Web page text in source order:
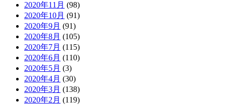
2020年11月 (98)
2020年10月 (91)
2020年9月 (91)
2020年8月 (105)
2020年7月 (115)
2020年6月 (110)
2020年5月 (3)
2020年4月 (30)
2020年3月 (138)
2020年2月 (119)